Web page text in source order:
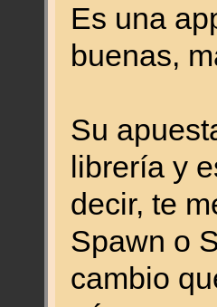
Es una
buenas,
Su
librería y
decir, te
Spawn o
cambio